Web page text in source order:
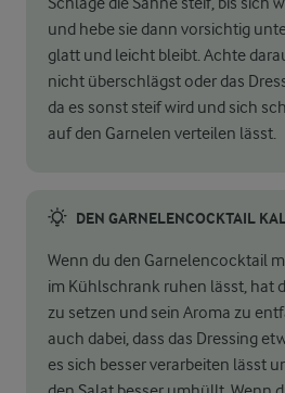
und hebe sie dann vorsichtig
glatt und leicht bleibt. Achte
nicht überschlägst oder das
da es sonst steif wird und sich
auf den Garnelen verteilen lässt.
DEN GARNELENCOCKTAIL
Wenn du den Garnelencocktail
im Kühlschrank ruhen lässt, hat
zu setzen und sein Aroma zu
auch dabei, dass das Dressing
es sich besser verarbeiten lässt